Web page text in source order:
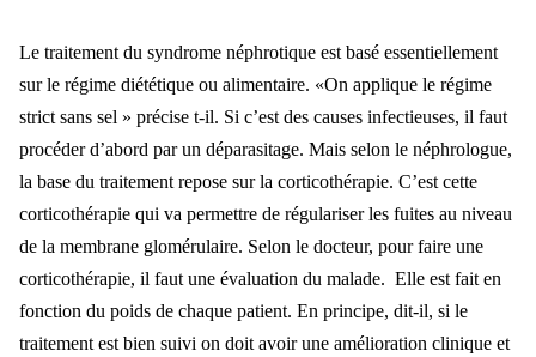
Le traitement du syndrome néphrotique est basé essentiellement
sur le régime diététique ou alimentaire. «On applique le régime
strict sans sel » précise t-il. Si c’est des causes infectieuses, il faut
procéder d’abord par un déparasitage. Mais selon le néphrologue,
la base du traitement repose sur la corticothérapie. C’est cette
corticothérapie qui va permettre de régulariser les fuites au niveau
de la membrane glomérulaire. Selon le docteur, pour faire une
corticothérapie, il faut une évaluation du malade. Elle est fait en
fonction du poids de chaque patient. En principe, dit-il, si le
traitement est bien suivi on doit avoir une amélioration clinique et